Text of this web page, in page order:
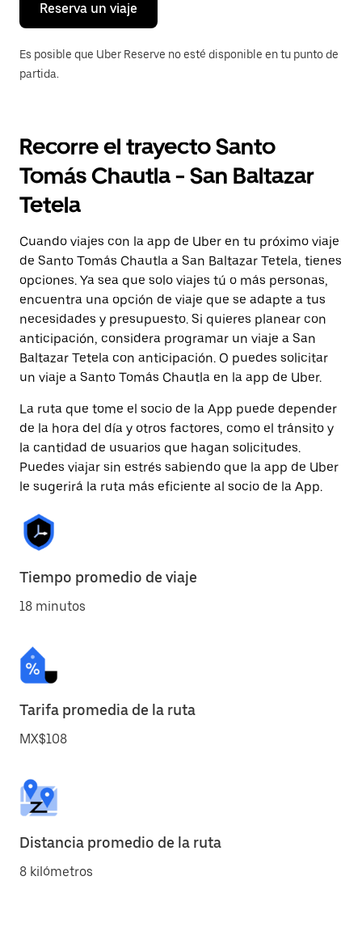
Reserva un viaje
Es posible que Uber Reserve no esté disponible en tu punto de
partida.
Recorre el trayecto Santo
Tomás Chautla - San Baltazar
Tetela
Cuando viajes con la app de Uber en tu próximo viaje
de Santo Tomás Chautla a San Baltazar Tetela, tienes
opciones. Ya sea que solo viajes tú o más personas,
encuentra una opción de viaje que se adapte a tus
necesidades y presupuesto. Si quieres planear con
anticipación, considera programar un viaje a San
Baltazar Tetela con anticipación. O puedes solicitar
un viaje a Santo Tomás Chautla en la app de Uber.
La ruta que tome el socio de la App puede depender
de la hora del día y otros factores, como el tránsito y
la cantidad de usuarios que hagan solicitudes.
Puedes viajar sin estrés sabiendo que la app de Uber
le sugerirá la ruta más eficiente al socio de la App.
Tiempo promedio de viaje
18 minutos
Tarifa promedia de la ruta
MX$108
Distancia promedio de la ruta
8 kilómetros